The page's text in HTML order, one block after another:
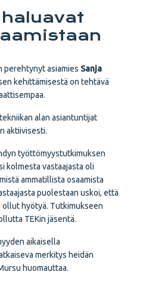
perehtynyt asiamies Sanja
kehittämisestä on tehtävä
alan asiantuntijat
aktiivisesti.
työttömyystutkimuksen
kolmesta vastaajasta oli
ammatillista osaamista
puolestaan uskoi, että
hyötyä. Tutkimukseen
TEKin jäsentä.
aikaisella
merkitys heidän
huomauttaa.